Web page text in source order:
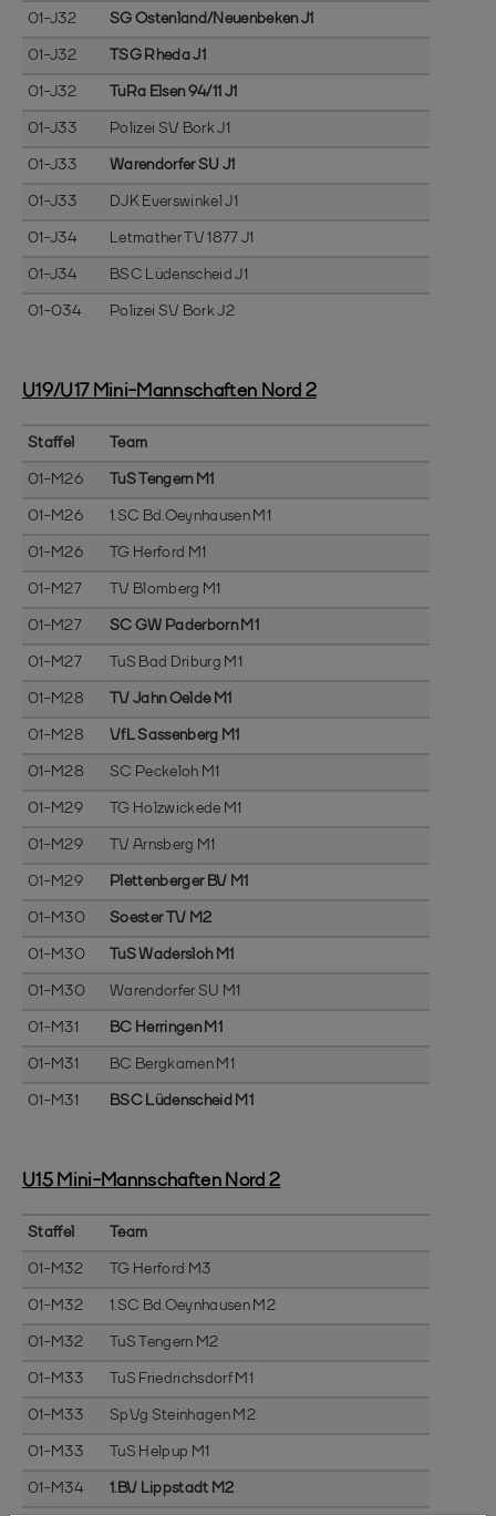
01-J32 SG Ostenland/Neuenbeken J1
01-J32 TSG Rheda J1
01-J32 TuRa Elsen 94/11 J1
01-J33 Polizei SV Bork J1
01-J33 Warendorfer SU J1
01-J33 DJK Everswinkel J1
01-J34 Letmather TV 1877 J1
01-J34 BSC Lüdenscheid J1
01-034 Polizei SV Bork J2
U19/U17 Mini-Mannschaften Nord 2
Staffel Team
01-M26 TuS Tengern M1
01-M26 1.SC Bd.Oeynhausen M1
01-M26 TG Herford M1
01-M27 TV Blomberg M1
01-M27 SC GW Paderborn M1
01-M27 TuS Bad Driburg M1
01-M28 TV Jahn Oelde M1
01-M28 VfL Sassenberg M1
01-M28 SC Peckeloh M1
01-M29 TG Holzwickede M1
01-M29 TV Arnsberg M1
01-M29 Plettenberger BV M1
01-M30 Soester TV M2
01-M30 TuS Wadersloh M1
01-M30 Warendorfer SU M1
01-M31 BC Herringen M1
01-M31 BC Bergkamen M1
01-M31 BSC Lüdenscheid M1
U15 Mini-Mannschaften Nord 2
Staffel Team
01-M32 TG Herford M3
01-M32 1.SC Bd.Oeynhausen M2
01-M32 TuS Tengern M2
01-M33 TuS Friedrichsdorf M1
01-M33 SpVg Steinhagen M2
01-M33 TuS Helpup M1
01-M34 1.BV Lippstadt M2